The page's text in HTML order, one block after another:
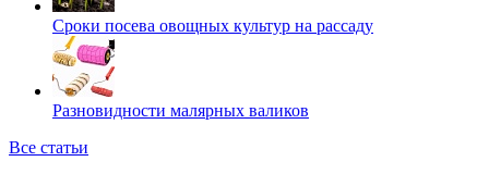
Сроки посева овощных культур на рассаду
Разновидности малярных валиков
Все статьи